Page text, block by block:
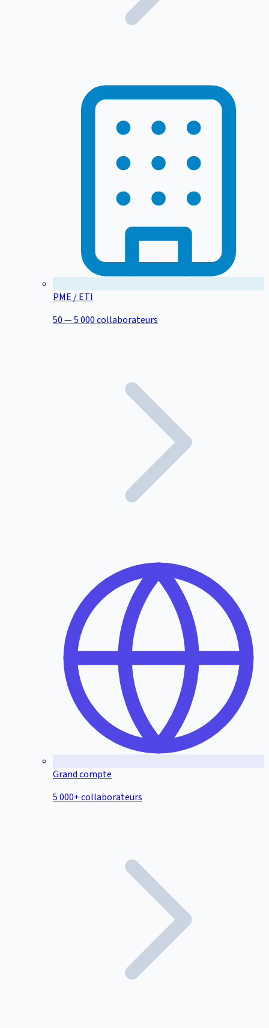
PME / ETI
50 — 5 000 collaborateurs
Grand compte
5 000+ collaborateurs